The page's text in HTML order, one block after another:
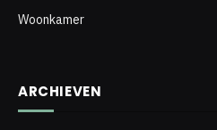
Woonkamer
ARCHIEVEN